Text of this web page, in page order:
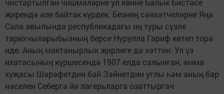
чистартылган чишмәләрне ул көнне Балык Бистәсе
җирендә әле байтак күрдек. Безнең сәяхәтчеләрне Яңа
Сала авылында республикадагы иң туры сүзле
тарихчыларыбызның берсе Нурулла Гариф көтеп тора
иде. Аның мактанырлык җирлеге дә хәттин. Ул үз
ихатасының күршесендә 1907 елда салынган, әмма
хуҗасы Шәрәфетдин бай Зәйнетдин углы һәм аның бар
нәселен Себергә йә лагерьларга озаттыр­гач